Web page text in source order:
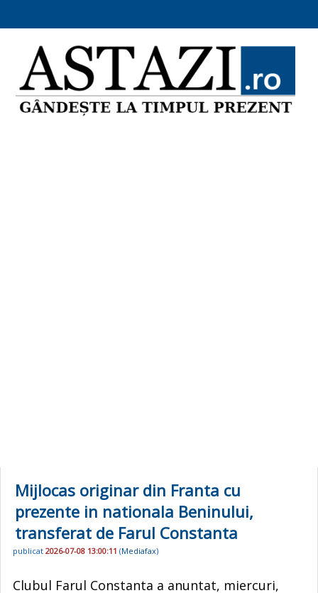
Mijlocas originar din Franta cu
prezente in nationala Beninului,
transferat de Farul Constanta
publicat 2026-07-08 13:00:11 (Mediafax)
Clubul Farul Constanta a anuntat, miercuri,